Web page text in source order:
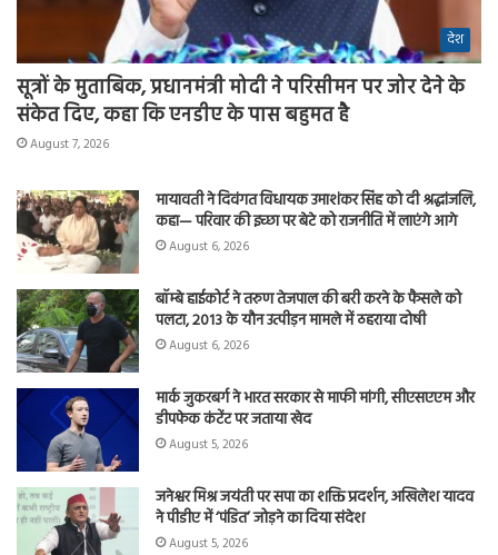
देश
सूत्रों के मुताबिक, प्रधानमंत्री मोदी ने परिसीमन पर जोर देने के
संकेत दिए, कहा कि एनडीए के पास बहुमत है
August 7, 2026
मायावती ने दिवंगत विधायक उमाशंकर सिंह को दी श्रद्धांजलि,
कहा— परिवार की इच्छा पर बेटे को राजनीति में लाएंगे आगे
August 6, 2026
बॉम्बे हाईकोर्ट ने तरुण तेजपाल की बरी करने के फैसले को
पलटा, 2013 के यौन उत्पीड़न मामले में ठहराया दोषी
August 6, 2026
मार्क जुकरबर्ग ने भारत सरकार से माफी मांगी, सीएसएएम और
डीपफेक कंटेंट पर जताया खेद
August 5, 2026
जनेश्वर मिश्र जयंती पर सपा का शक्ति प्रदर्शन, अखिलेश यादव
ने पीडीए में ‘पंडित’ जोड़ने का दिया संदेश
August 5, 2026